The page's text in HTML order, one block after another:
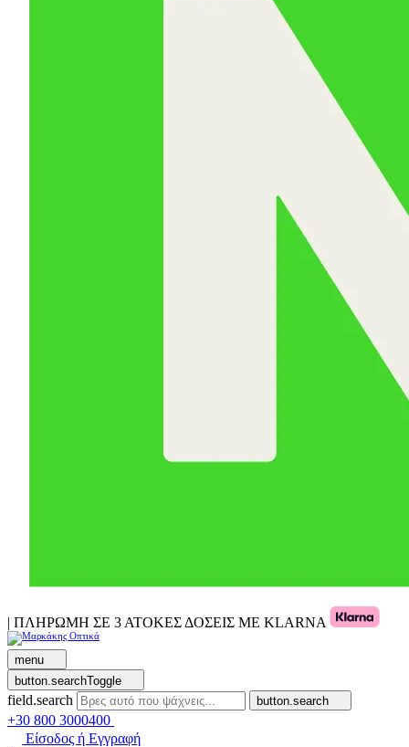
| ΠΛΗΡΩΜΗ ΣΕ 3 ΑΤΟΚΕΣ ΔΟΣΕΙΣ ΜΕ KLARNA
menu
button.searchToggle
field.search button.search
+30 800 3000400
Είσοδος ή Εγγραφή